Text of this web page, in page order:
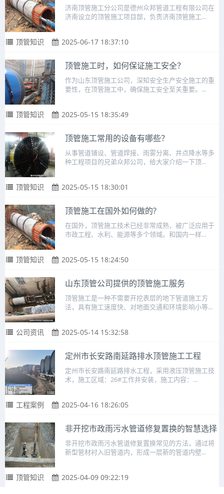
济南顶管施工分公司是德州众邦管道工程有限公司在
济南设立的顶管施工项目部，负责济南顶管施工...
顶管知识 2025-06-17 18:37:10
顶管施工时，如何保证施工安全？
作为山东顶管施工公司，深知安全生产安全施工的重
要性，在顶管施工中，确保施工安全至关重要。...
顶管知识 2025-05-15 18:35:49
顶管施工常用的设备有哪些？
从事管道铺设、管道焊接、雨雾分离、井点降水等多
种工程项目的兄弟众邦公司，给大家介绍一下顶...
顶管知识 2025-05-15 18:30:01
顶管施工在国外如何做的?
在国外，顶管施工技术已经非常成熟，被广泛应用于
市政工程、水利、能源等多个领域。和国内一样...
顶管知识 2025-05-15 18:24:50
山东顶管公司提供的顶管施工服务
顶管施工是一种不需要开挖表层的地下管道施工方
法，具有施工速度快、对地面交通和环境影响小等...
公司资讯 2025-05-14 15:32:58
定州市长安路南延路排水顶管施工工程
定州市长安路南延路排水工程，采用液压顶管施工技
术，施工区域：26#工作井安装，施工内容：...
工程案例 2025-04-16 18:26:05
非开挖市政雨污水管道修复置换的智慧选择
非开挖市政雨污水管道修复置换常见的方法，通过将
新型管材衬入旧管道内，形成一层新的管道内壁...
顶管知识 2025-04-09 09:22:19